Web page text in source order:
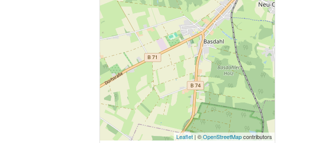
Leaflet | ©OpenStreetMapcontributors